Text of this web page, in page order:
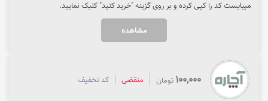
میبایست کد را کپی کرده و بر روی گزینه "خرید کنید" کلیک نمایید.
مشاهده
100,000 تومان منقضی کد تخفیف